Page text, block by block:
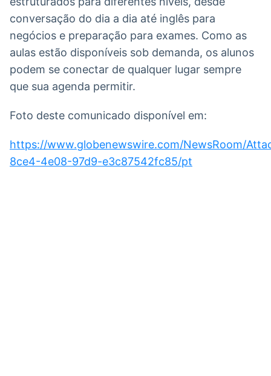
conversação do dia a dia até inglês para
negócios e preparação para exames. Como as
aulas estão disponíveis sob demanda, os alunos
podem se conectar de qualquer lugar sempre
que sua agenda permitir.
Foto deste comunicado disponível em:
https://www.globenewswire.com/NewsRoom/
8ce4-4e08-97d9-e3c87542fc85/pt